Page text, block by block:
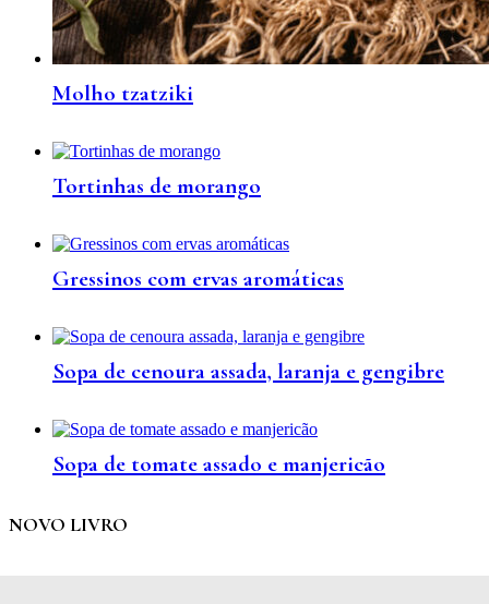
Molho tzatziki
Tortinhas de morango
Gressinos com ervas aromáticas
Sopa de cenoura assada, laranja e gengibre
Sopa de tomate assado e manjericão
NOVO LIVRO